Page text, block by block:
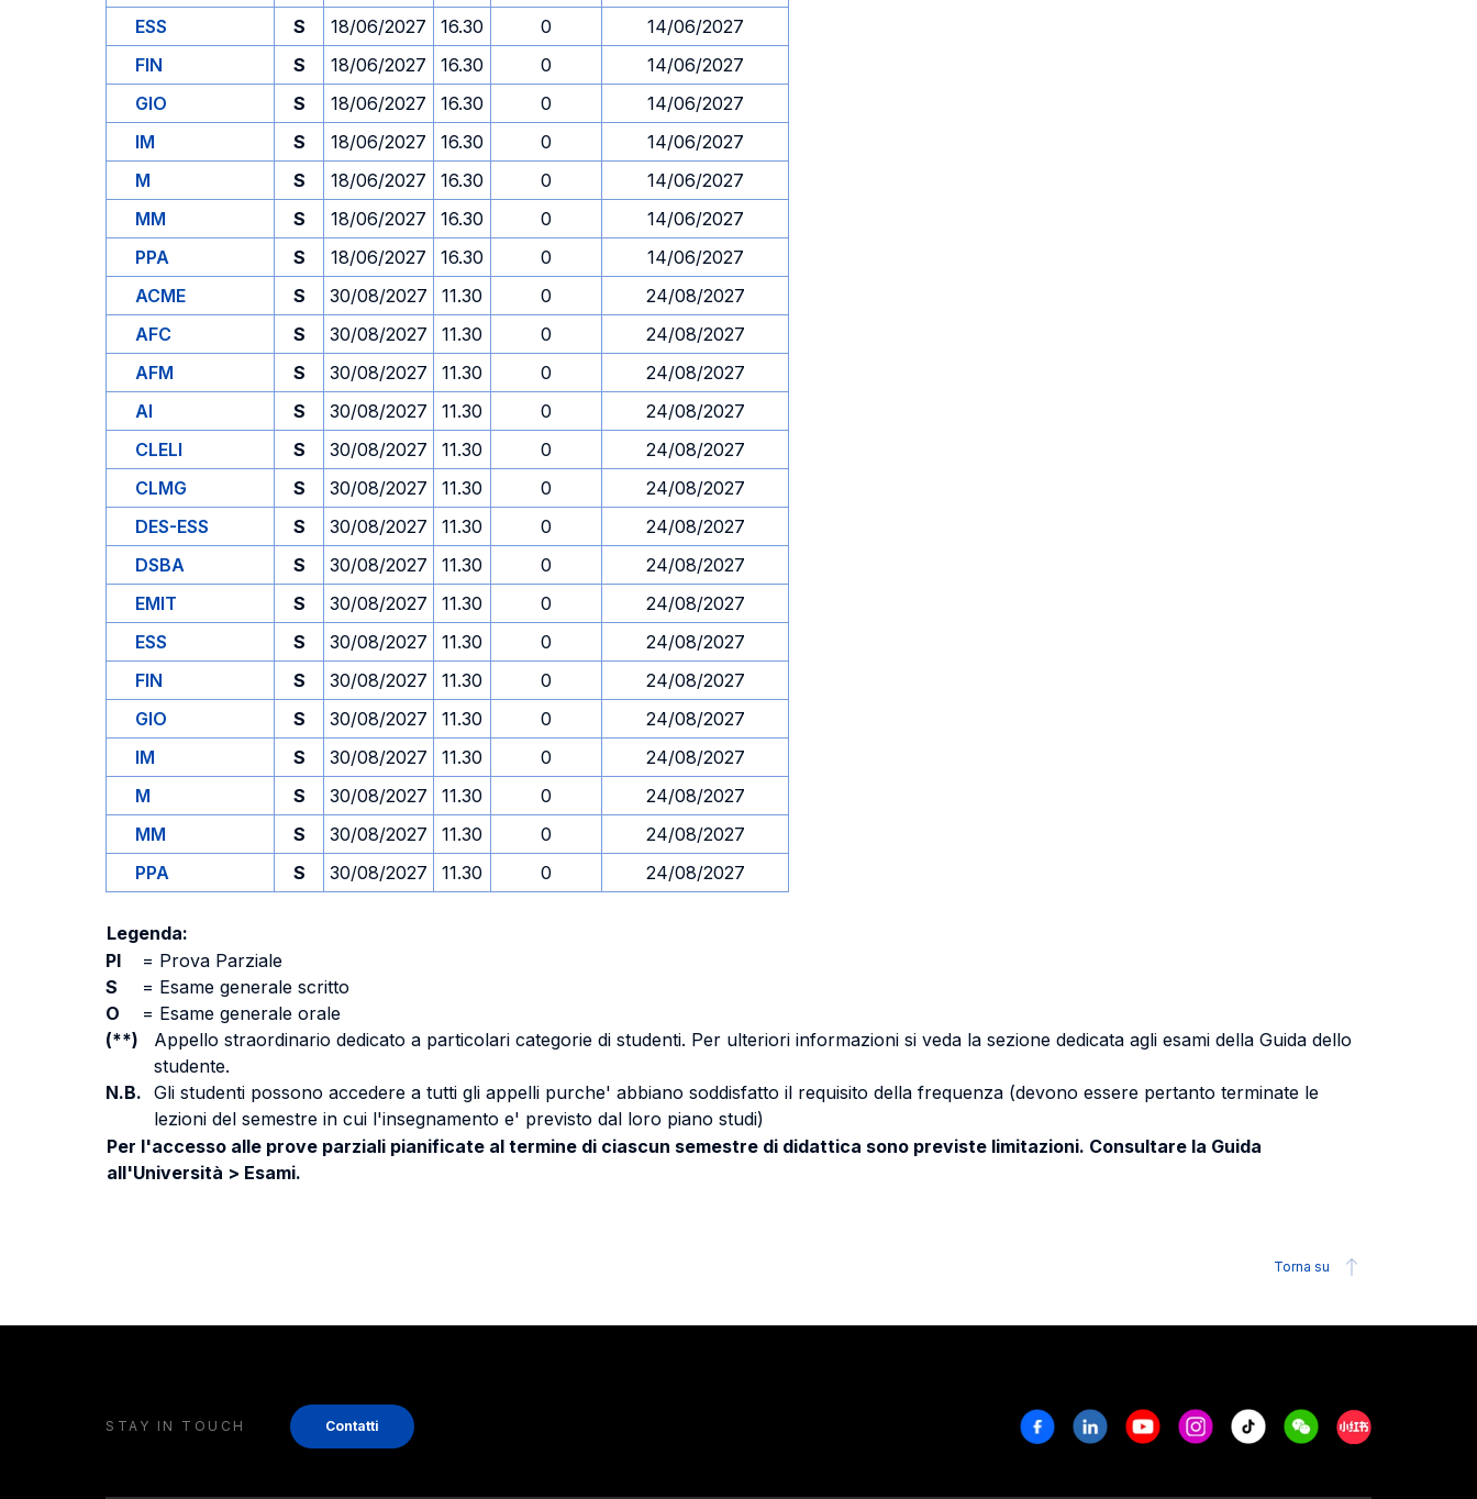
ESS
S 18/06/2027 16.30 0
14/06/2027
FIN
S 18/06/2027 16.30 0
14/06/2027
GIO
S 18/06/2027 16.30 0
14/06/2027
IM
S 18/06/2027 16.30 0
14/06/2027
M
S 18/06/2027 16.30 0
14/06/2027
MM
S 18/06/2027 16.30 0
14/06/2027
PPA
S 18/06/2027 16.30 0
14/06/2027
ACME
S 30/08/2027 11.30 0
24/08/2027
AFC
S 30/08/2027 11.30 0
24/08/2027
AFM
S 30/08/2027 11.30 0
24/08/2027
AI
S 30/08/2027 11.30 0
24/08/2027
CLELI
S 30/08/2027 11.30 0
24/08/2027
CLMG
S 30/08/2027 11.30 0
24/08/2027
DES-ESS
S 30/08/2027 11.30 0
24/08/2027
DSBA
S 30/08/2027 11.30 0
24/08/2027
EMIT
S 30/08/2027 11.30 0
24/08/2027
ESS
S 30/08/2027 11.30 0
24/08/2027
FIN
S 30/08/2027 11.30 0
24/08/2027
GIO
S 30/08/2027 11.30 0
24/08/2027
IM
S 30/08/2027 11.30 0
24/08/2027
M
S 30/08/2027 11.30 0
24/08/2027
MM
S 30/08/2027 11.30 0
24/08/2027
PPA
S 30/08/2027 11.30 0 24/08/2027
Legenda:
PI
= Prova Parziale
S
= Esame generale scritto
O
= Esame generale orale
(**)
Appello straordinario dedicato a particolari categorie di studenti. Per ulteriori informazioni si veda la sezione dedicata agli esami della Guida dello
studente.
N.B. Gli studenti possono accedere a tutti gli appelli purche' abbiano soddisfatto il requisito della frequenza (devono essere pertanto terminate le
lezioni del semestre in cui l'insegnamento e' previsto dal loro piano studi)
Per l'accesso alle prove parziali pianificate al termine di ciascun semestre di didattica sono previste limitazioni. Consultare la Guida
all'Università > Esami.
Torna su
STAY IN TOUCH Contatti FacebookLinkedinYoutubeInstagram
Tiktok WeechatXiaohongshu/